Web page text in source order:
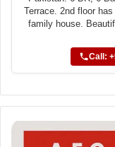
Terrace. 2nd floor
family house.
Call: